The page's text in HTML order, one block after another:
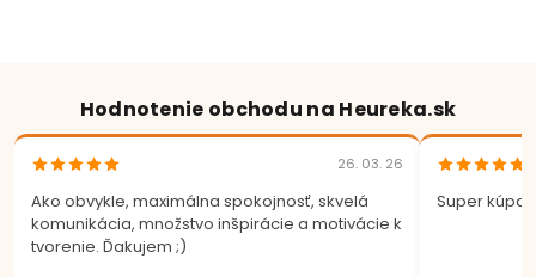
Hodnotenie obchodu na Heureka.sk
26. 03. 26
Ako obvykle, maximálna spokojnosť, skvelá
komunikácia, množstvo inšpirácie a motivácie k
tvorenie. Ďakujem ;)
Super